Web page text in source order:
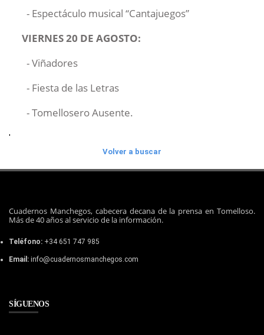
- Espectáculo musical “Cantajuegos”
VIERNES 20 DE AGOSTO:
- Viñadores
- Fiesta de las Letras
- Tomellosero Ausente.
'
Volver a buscar
Cuadernos Manchegos, cabecera decana de la prensa en Tomelloso.
Más de 40 años al servicio de la información.
Teléfono: +34 651 747 985
Email: info@cuadernosmanchegos.com
SÍGUENOS